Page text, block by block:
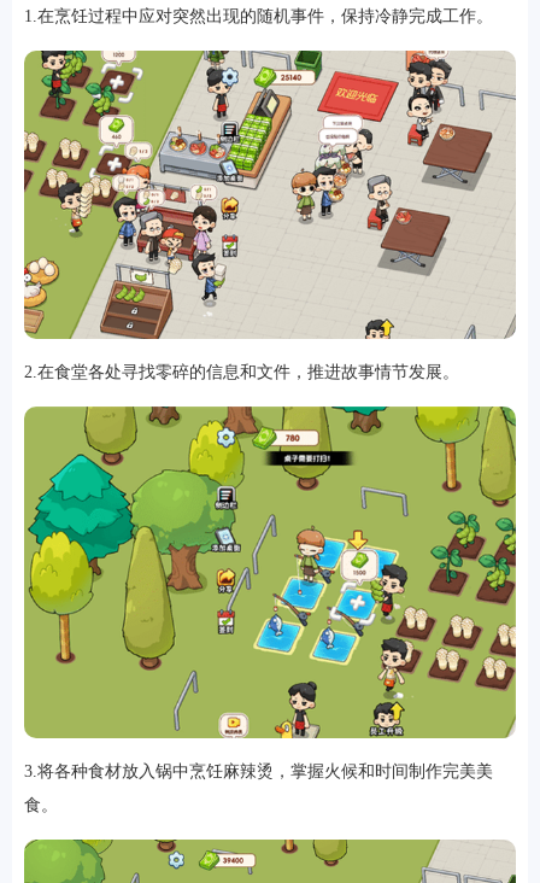
软件
1.在烹饪过程中应对突然出现的随机事件，保持冷静完成工作。
2.在食堂各处寻找零碎的信息和文件，推进故事情节发展。
3.将各种食材放入锅中烹饪麻辣烫，掌握火候和时间制作完美美
食。